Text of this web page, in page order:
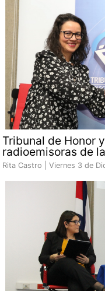
Tribunal de Honor
radioemisoras de
Rita Castro | Viernes 3 de